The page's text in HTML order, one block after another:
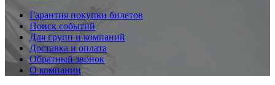
Гарантия покупки билетов
Поиск событий
Для групп и компаний
Доставка и оплата
Обратный звонок
О компании